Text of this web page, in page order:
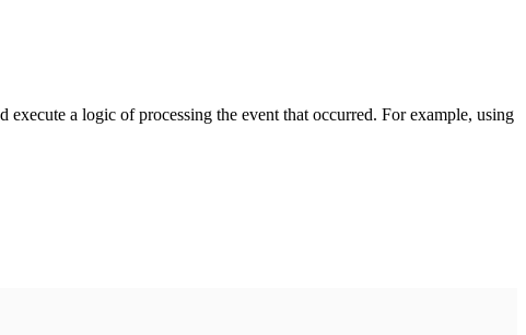
a logic of processing the event that occurred. For example, using